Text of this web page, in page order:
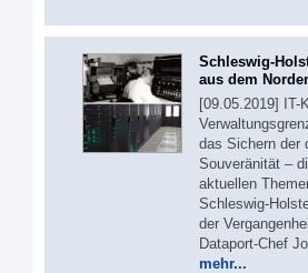
Schleswig-
aus dem
[09.05.2019] IT-
das Sichern der
Souveränität –
aktuellen
Schleswig-
der
Dataport-Chef
mehr...